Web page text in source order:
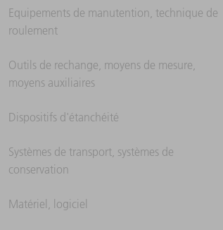
Equipements de manutention, technique de
roulement
Outils de rechange, moyens de mesure,
moyens auxiliaires
Dispositifs d'étanchéité
Systèmes de transport, systèmes de
conservation
Matériel, logiciel